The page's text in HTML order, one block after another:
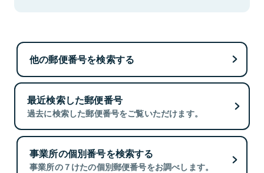
他の郵便番号を検索する
最近検索した郵便番号
過去に検索した郵便番号をご覧いただけます。
事業所の個別番号を検索する
事業所の７けたの個別郵便番号をお調べします。